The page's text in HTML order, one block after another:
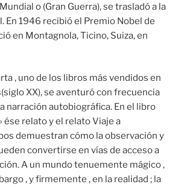
o (Gran Guerra), se trasladó a la
En 1946 recibió el Premio Nobel de
en Montagnola, Ticino, Suiza, en
, uno de los libros más vendidos en
XX), se aventuró con frecuencia
narración autobiográfica. En el libro
ése relato y el relato Viaje a
demuestran cómo la observación y
convertirse en vías de acceso a
A un mundo tenuemente mágico ,
, y firmemente , en la realidad ; la